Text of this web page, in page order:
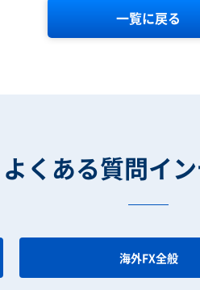
一覧に戻る
よくある質問イ
海外FX全般